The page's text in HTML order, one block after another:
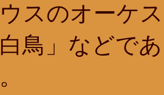
スのオーケ
鳥」などで